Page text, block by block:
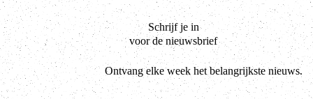
Schrijf je in
voor de nieuwsbrief
Ontvang elke week het belangrijkste nieuws.